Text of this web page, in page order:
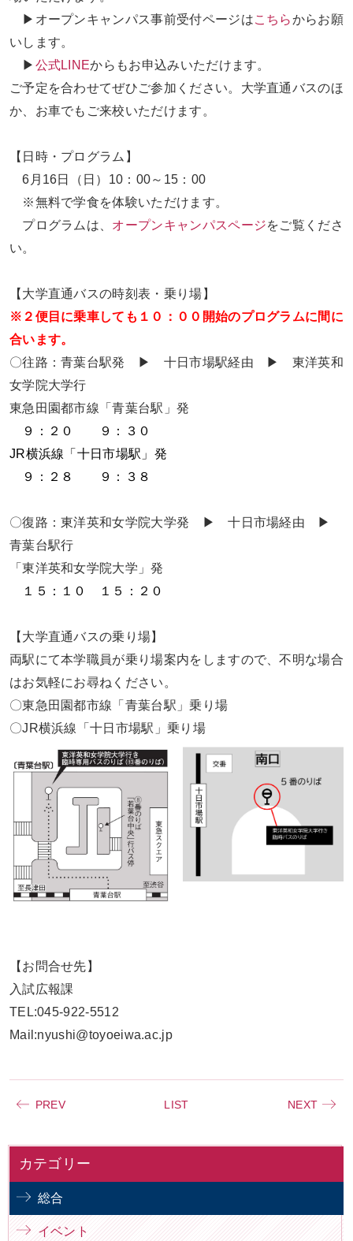
▶オープンキャンパス事前受付ページはこちらからお願
いします。
▶ 公式LINEからもお申込みいただけます。
ご予定を合わせてぜひご参加ください。大学直通バスのほ
か、お車でもご来校いただけます。
【日時・プログラム】
6 月16日（日） 10 ： 00～ 15 ：00
※無料で学食を体験いただけます。
プログラムは、 オープンキャンパスページをご覧くださ
い。
【大学直通バスの時刻表・乗り場】
※２便目に乗車しても１０：００開始のプログラムに間に
合います。
〇往路：青葉台駅発
▶ 十日市場駅経由 ▶
東洋英和
女学院大学行
東急田園都市線「青葉台駅」発
９：２０ ９：３０
JR横浜線「十日市場駅」発
９：２８ ９：３８
〇復路：東洋英和女学院大学発 ▶ 十日市場経由
▶
青葉台駅行
「東洋英和女学院大学」発
１５：１０ １５：２０
【大学直通バスの乗り場】
両駅にて本学職員が乗り場案内をしますので、不明な場合
はお気軽にお尋ねください。
〇東急田園都市線「青葉台駅」乗り場
〇JR横浜線「十日市場駅」乗り場
【お問合せ先】
入試広報課
TEL:045-922-5512
Mail:nyushi@toyoeiwa.ac.jp
PREV LIST NEXT
カテゴリー
総合
イベント